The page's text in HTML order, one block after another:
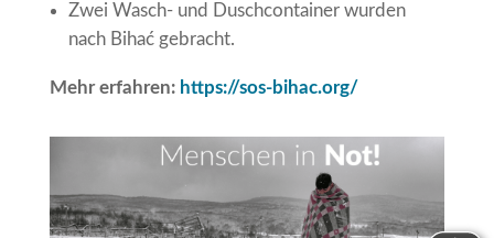
Zwei Wasch- und Duschcontainer wurden
nach Bihać gebracht.
Mehr erfahren: https://sos-bihac.org/